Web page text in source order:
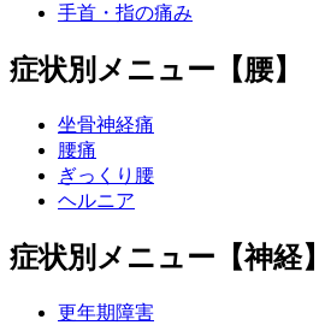
手首・指の痛み
症状別メニュー【腰】
坐骨神経痛
腰痛
ぎっくり腰
ヘルニア
症状別メニュー【神経】
更年期障害